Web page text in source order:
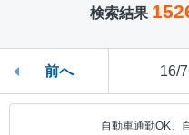
検索結果
前へ 16/
自動車通勤OK、